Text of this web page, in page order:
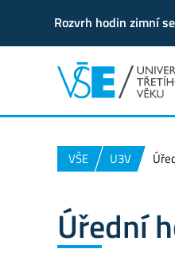
Rozvrh hodin zimní
VŠE U3V
Úřední